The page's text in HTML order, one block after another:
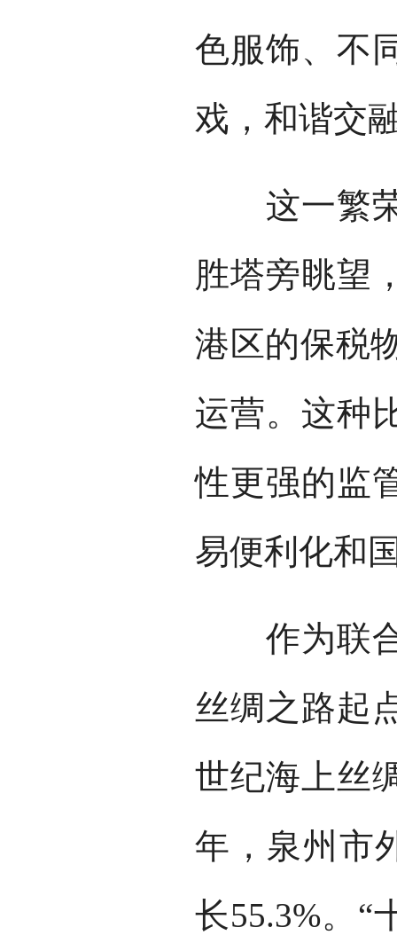
色服饰、不
戏，和谐交
这一繁荣
胜塔旁眺望
港区的保税
运营。这种
性更强的监
易便利化和
作为联合
丝绸之路起
世纪海上丝
年，泉州市
长55.3%。“